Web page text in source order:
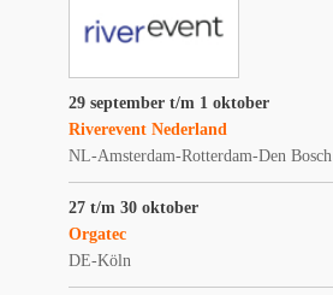
29 september t/m 1 oktober
Riverevent Nederland
NL-Amsterdam-Rotterdam-Den Bosch
27 t/m 30 oktober
Orgatec
DE-Köln